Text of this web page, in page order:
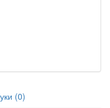
(0)